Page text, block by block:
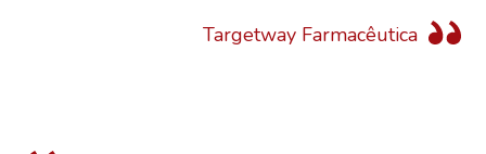
Targetway Farmacêutica